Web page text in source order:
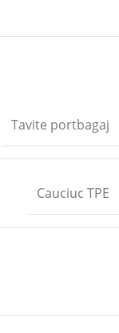
Tavite portbagaj
Cauciuc TPE